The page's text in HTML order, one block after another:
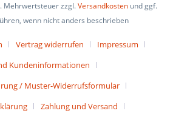
Mehrwertsteuer zzgl.Versandkosten und ggf.
wenn nicht anders beschrieben
Vertrag widerrufen
Impressum
Kundeninformationen
/ Muster-Widerrufsformular
Zahlung und Versand